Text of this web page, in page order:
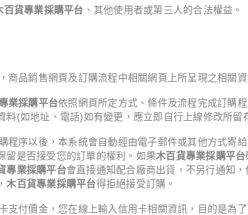
百貨專業採購平台 、其他使用者或第三人的合法權益。
商品銷售網頁及訂購流程中相關網頁上所呈現之相關
業採購平台依照網頁所定方式、條件及流程完成訂購
料(如地址、電話)如有變更，應立即自行上線修改所
程序以後，本系統會自動經由電子郵件或其他方式寄
留是否接受您的訂單的權利。如果木百貨專業採購平台
專業採購平台會直接通知配合廠商出貨，不另行通知
木百貨專業採購平台得拒絕接受訂購。
支付價金，您在線上輸入信用卡相關資訊，目的是為